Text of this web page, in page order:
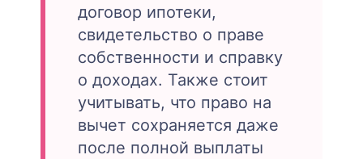
договор ипотеки,
свидетельство о праве
собственности и справку
о доходах. Также стоит
учитывать, что право на
вычет сохраняется даже
после полной выплаты